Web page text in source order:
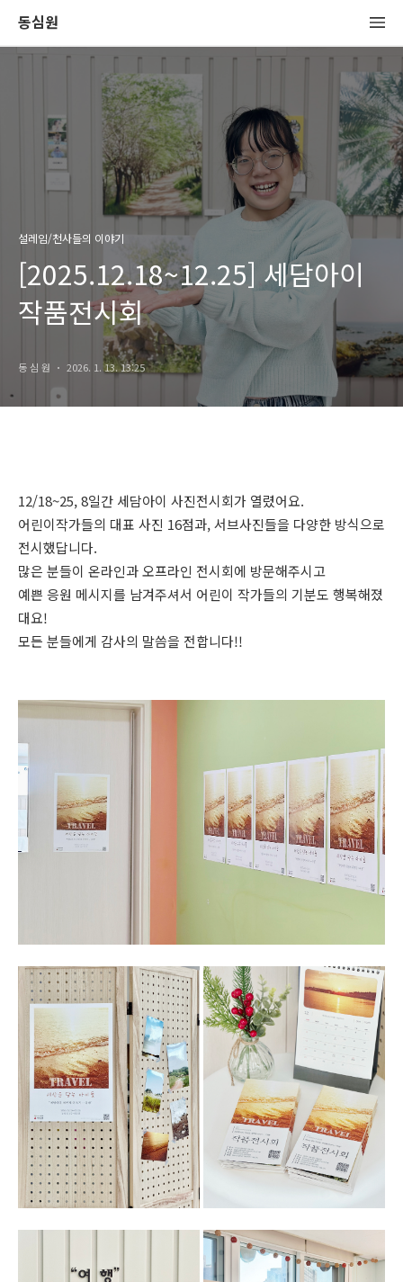
동심원
설레임/천사들의 이야기
[2025.12.18~12.25] 세담아이
작품전시회
동 심 원 2026. 1. 13. 13:25
12/18~25, 8일간 세담아이 사진전시회가 열렸어요.
어린이작가들의 대표 사진 16점과, 서브사진들을 다양한 방식으로
전시했답니다.
많은 분들이 온라인과 오프라인 전시회에 방문해주시고
예쁜 응원 메시지를 남겨주셔서 어린이 작가들의 기분도 행복해졌
대요!
모든 분들에게 감사의 말씀을 전합니다!!